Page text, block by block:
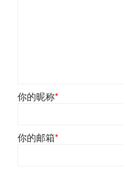
你的昵称*
你的邮箱*